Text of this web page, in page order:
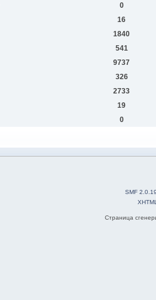
0
16
1840
541
9737
326
2733
19
0
SMF
Страница